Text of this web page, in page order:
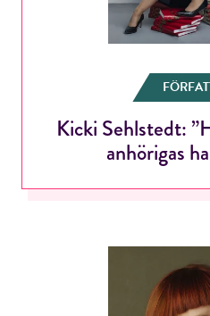
Kicki Sehlstedt:
anhörigas